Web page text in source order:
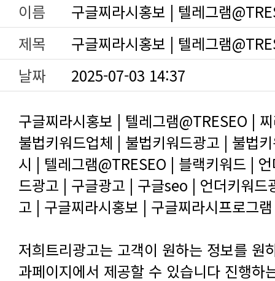
이름
구글찌라시홍보 | 텔레그램
제목
구글찌라시홍보 | 텔레그램
날짜
2025-07-03 14:37
구글찌라시홍보 | 텔레그램@TRESEO |
고 | 구글찌라시홍보 | 구글찌라시프로그